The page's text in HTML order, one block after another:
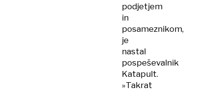
podjetjem
in
posameznikom,
je
nastal
pospeševalnik
Katapult.
»Takrat